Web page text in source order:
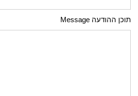
תוכן ההודעה Message